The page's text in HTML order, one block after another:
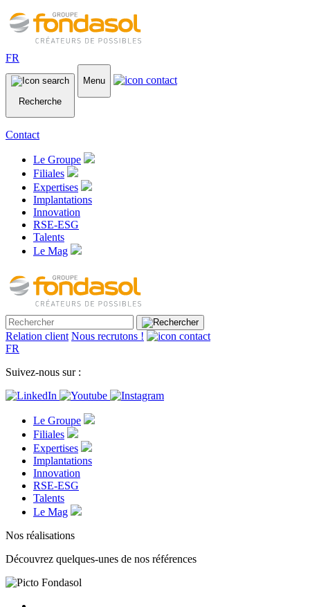
FR
Recherche
Menu
Contact
Le Groupe
Filiales
Expertises
Implantations
Innovation
RSE-ESG
Talents
Le Mag
Relation client Nous recrutons !
FR
Suivez-nous sur :
Le Groupe
Filiales
Expertises
Implantations
Innovation
RSE-ESG
Talents
Le Mag
Nos réalisations
Découvrez quelques-unes de nos références